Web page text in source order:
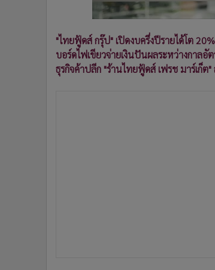
Celeb Online"ไทยฟู้ดส์ กรุ๊ป" เปิดงบครึ่งปีรายได้โต
บอร์ดไฟเขียวจ่ายเงินปันผลระหว่างกาล
ธุรกิจค้าปลีก "ร้านไทยฟู้ดส์ เฟรช มาร์เก็